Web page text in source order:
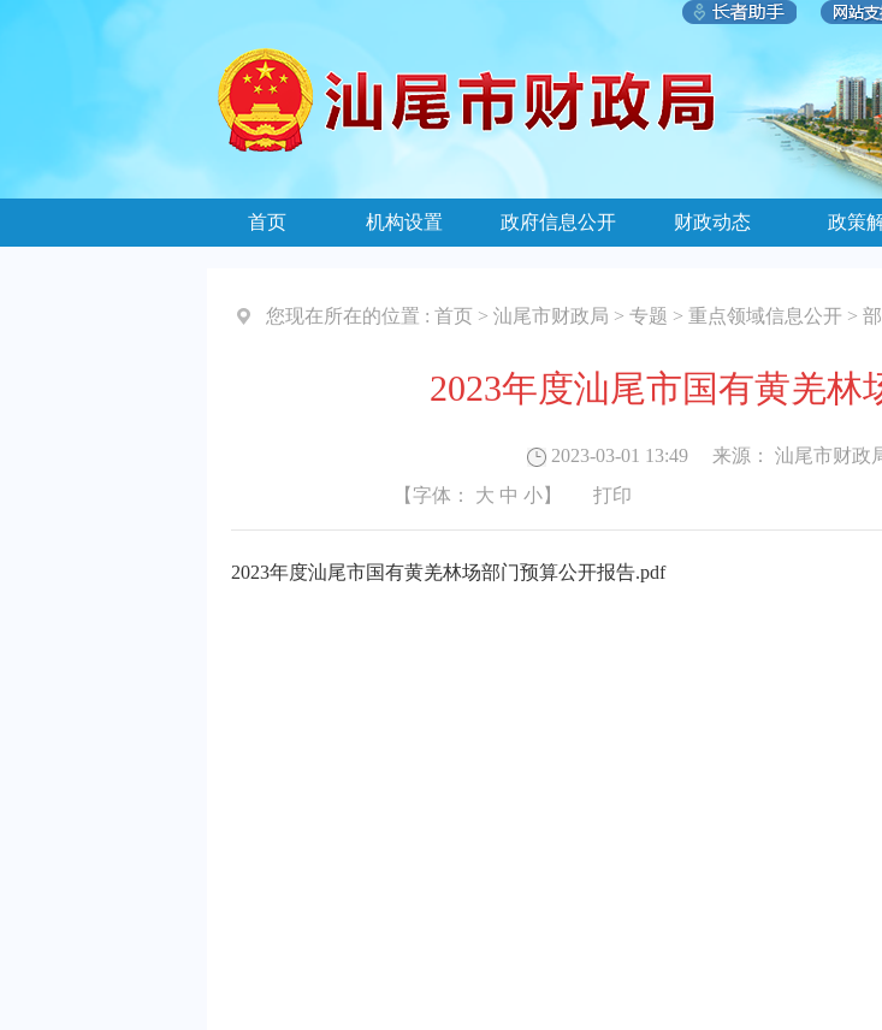
首页 机构设置 政府信息公开 财政动态 政策
您现在所在的位置 : 首页 > 汕尾市财政局 > 专题 > 重点领域信息公开 >
2023年度汕尾市国有黄羌林
2023-03-01 13:49来源： 汕尾市财政
【字体： 大 中 小】 打印
2023年度汕尾市国有黄羌林场部门预算公开报告.pdf